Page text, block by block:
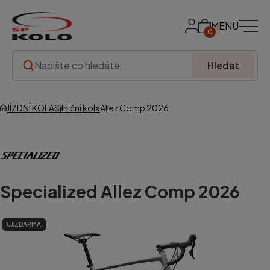
0MENU
Hledat
JÍZDNÍ KOLASilniční kolaAllez Comp 2026
Specialized Allez Comp 2026
ZDARMA